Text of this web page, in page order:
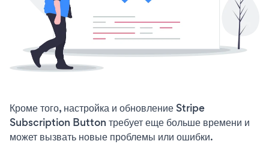
Кроме того, настройка и обновление Stripe
Subscription Button требует еще больше времени и
может вызвать новые проблемы или ошибки.